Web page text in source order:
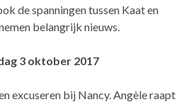
de spanningen tussen Kaat en
belangrijk nieuws.
3 oktober 2017
excuseren bij Nancy. Angèle raapt